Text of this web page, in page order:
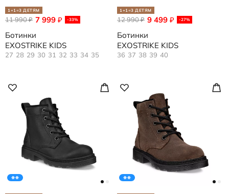
1+1=3 ДЕТЯМ
7 999 ₽ -33%
11 990₽
Ботинки
EXOSTRIKE KIDS
27 28 29 30 31 32 33 34 35
1+1=3 ДЕТЯМ
9 499 ₽ -27%
12 990₽
Ботинки
EXOSTRIKE KIDS
36 37 38 39 40